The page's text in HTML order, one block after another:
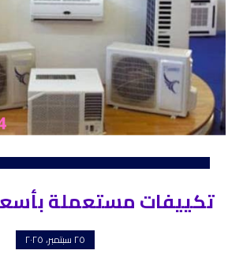
تكييفات مستعملة
٢٥ سبتمبر، ٢٠٢٥